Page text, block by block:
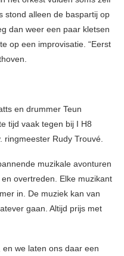
stond alleen de baspartij op
dan weer een paar kletsen
op een improvisatie. “Eerst
en drummer Teun
tijd vaak tegen bij I H8
ringmeester Rudy Trouvé.
muzikale avonturen
overtreden. Elke muzikant
in. De muziek kan van
gaan. Altijd prijs met
we laten ons daar een